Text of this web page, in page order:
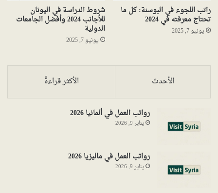
راتب اللجوء في البوسنة: كل ما
تحتاج معرفته في 2024
يونيو 7, 2025
شروط الدراسة في اليونان
للأجانب 2024 وأفضل الجامعات
الدولية
يونيو 7, 2025
الأحدث الأكثر قراءةً
رواتب العمل في ألمانيا 2026
يناير 9, 2026
رواتب العمل في ماليزيا 2026
يناير 9, 2026